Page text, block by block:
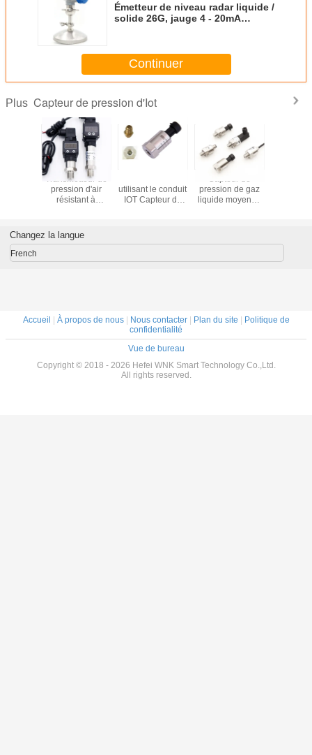
Émetteur de niveau radar liquide /
solide 26G, jauge 4 - 20mA
Continuer
Plus Capteur de pression d'Iot
Capteur de
pression de
silicium diffusé
compatible avec
le 316L
Capteur de
pression industriel
pression IOT à
haute température
Changez la langue
French
Accueil | À propos de nous| Nous contacter| Plan du site | Politique de
confidentialité
Vue de bureau
Copyright © 2018 - 2026 Hefei WNK Smart Technology Co.,Ltd.
All rights reserved.